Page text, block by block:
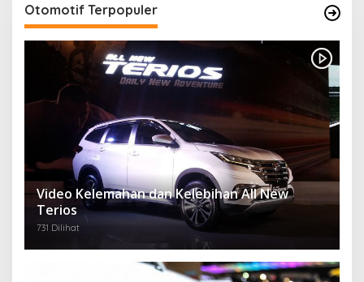
Otomotif Terpopuler
Video Kelemahan dan Kelebihan All New
Terios
731 Dilihat